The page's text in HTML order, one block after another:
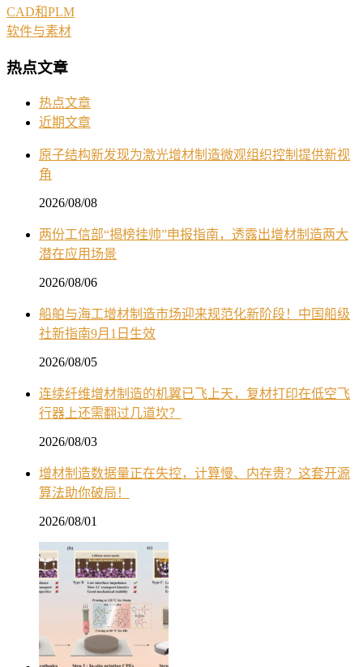
CAD和PLM
软件与素材
热点文章
热点文章
近期文章
原子结构新发现为激光增材制造微观组织控制提供新视
角
2026/08/08
两份工信部“揭榜挂帅”申报指南，透露出增材制造两大
潜在应用场景
2026/08/06
船舶与海工增材制造市场迎来规范化新阶段！中国船级
社新指南9月1日生效
2026/08/05
连续纤维增材制造的机翼已飞上天，复材打印在低空飞
行器上还需翻过几道坎？
2026/08/03
增材制造数据量正在失控，计算慢、内存贵？这套开源
算法助你破局！
2026/08/01